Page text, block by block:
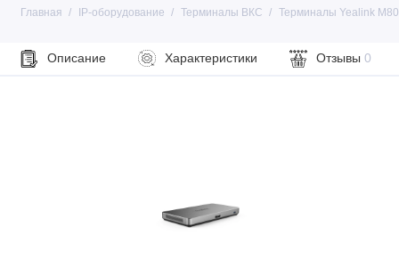
Главная IP-оборудование Терминалы ВКС Терминалы Yealink
Описание Характеристики Отзывы 0